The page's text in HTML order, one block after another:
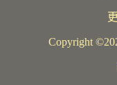
Copyright